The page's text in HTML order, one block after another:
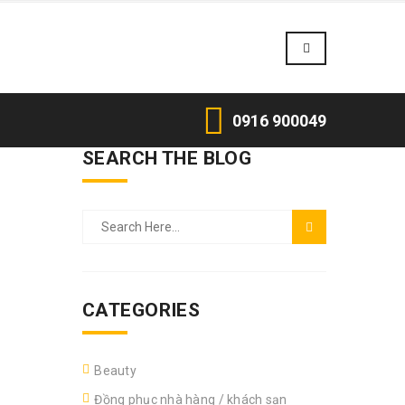
0916 900049
SEARCH THE BLOG
CATEGORIES
Beauty
Đồng phục nhà hàng / khách sạn